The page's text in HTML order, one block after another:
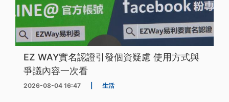
EZ WAY實名認證引發個資疑慮 使用方式與
爭議內容一次看
2026-08-04 16:47 生活